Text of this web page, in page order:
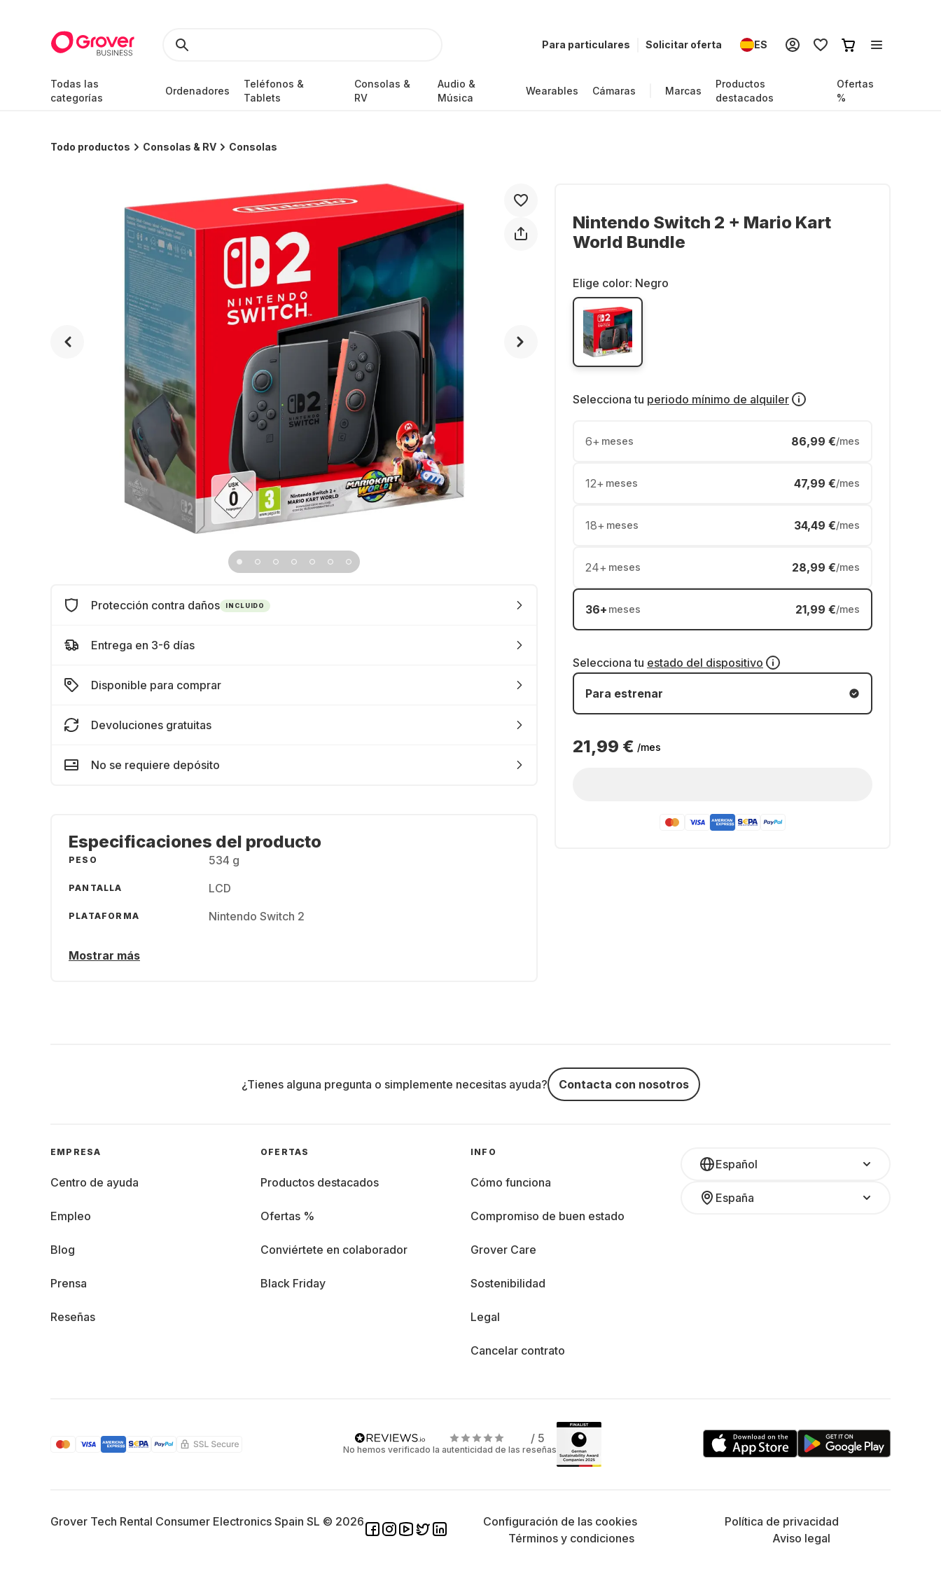
Para particulares Solicitar oferta ES
Todas las
categorías
Ordenadores
Teléfonos &
Tablets
Consolas &
RV
Audio &
Música
Wearables Cámaras Marcas
Productos
destacados
Ofertas
%
Todo productos Consolas & RV Consolas
Nintendo Switch 2 + Mario Kart
World Bundle
Elige color: Negro
Selecciona tu periodo mínimo de alquiler
6+ meses 86,99 €/mes
12+ meses 47,99 €/mes
18+ meses 34,49 €/mes
24+ meses 28,99 €/mes
36+ meses 21,99 €/mes
Selecciona tu estado del dispositivo
Para estrenar
21,99 € /mes
Protección contra daños INCLUIDO
Entrega en 3-6 días
Disponible para comprar
Devoluciones gratuitas
No se requiere depósito
Especificaciones del producto
PESO 534 g
PANTALLA LCD
PLATAFORMA Nintendo Switch 2
Mostrar más
¿Tienes alguna pregunta o simplemente necesitas ayuda? Contacta con nosotros
Español
España
EMPRESA
Centro de ayuda
Empleo
Blog
Prensa
Reseñas
OFERTAS
Productos destacados
Ofertas %
Conviértete en colaborador
Black Friday
INFO
Cómo funciona
Compromiso de buen estado
Grover Care
Sostenibilidad
Legal
Cancelar contrato
/ 5
No hemos verificado la autenticidad de las reseñas
Grover Tech Rental Consumer Electronics Spain SL © 2026 Configuración de las cookies
Política de privacidad
Términos y condiciones
Aviso legal